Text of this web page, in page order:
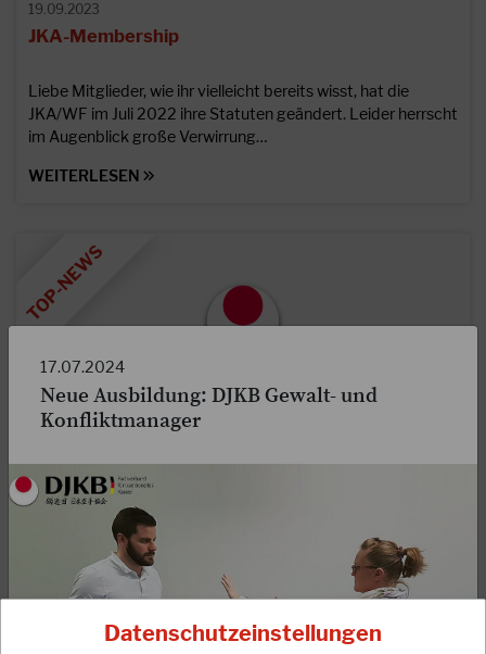
Datenschutzeinstellungen
19.09.2023
JKA-Membership
Liebe Mitglieder, wie ihr vielleicht bereits wisst, hat die
JKA/WF im Juli 2022 ihre Statuten geändert. Leider herrscht
im Augenblick große Verwirrung…
WEITERLESEN
18.09.2023
Anpassung der DJKB-Mitgliedsbeiträge
Liebe DJKB-Mitglieder, liebe Karateka, unser Präsidium
dem kommenden Jahr 2024 eine Anpassung…
17.07.2024
Neue Ausbildung: DJKB Gewalt- und
Konfliktmanager